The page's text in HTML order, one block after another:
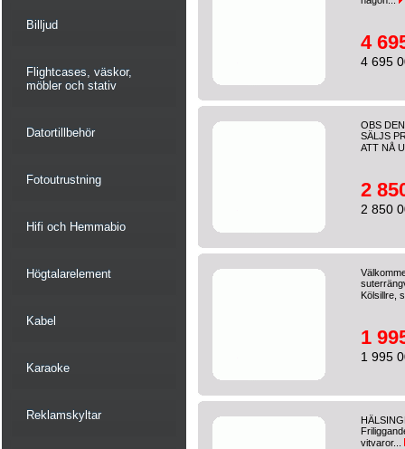
Billjud
Flightcases, väskor,
möbler och stativ
Datortillbehör
Fotoutrustning
Hifi och Hemmabio
Högtalarelement
Kabel
Karaoke
Reklamskyltar
4
4 695
OBS
SÄLJS
ATT NÅ
2
2 850
Kölsillre,
1
1 995
vitvaror...